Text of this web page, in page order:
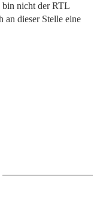
nicht der RTL
an dieser Stelle eine